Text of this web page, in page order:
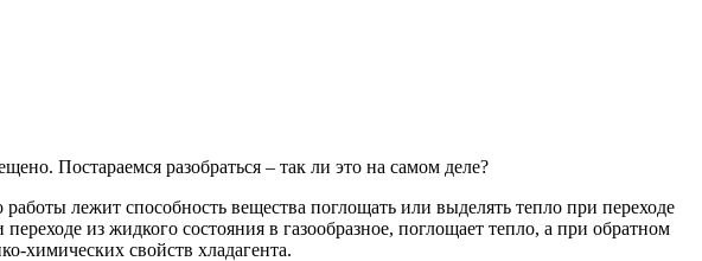
Постараемся разобраться – так ли это на самом деле?
лежит способность вещества поглощать или выделять тепло при переходе
из жидкого состояния в газообразное, поглощает тепло, а при обратном
химических свойств хладагента.